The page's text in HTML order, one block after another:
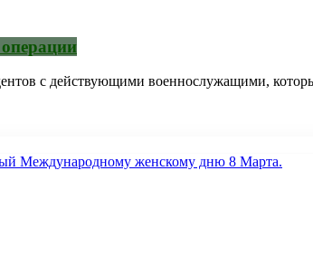
с действующими военнослужащими,